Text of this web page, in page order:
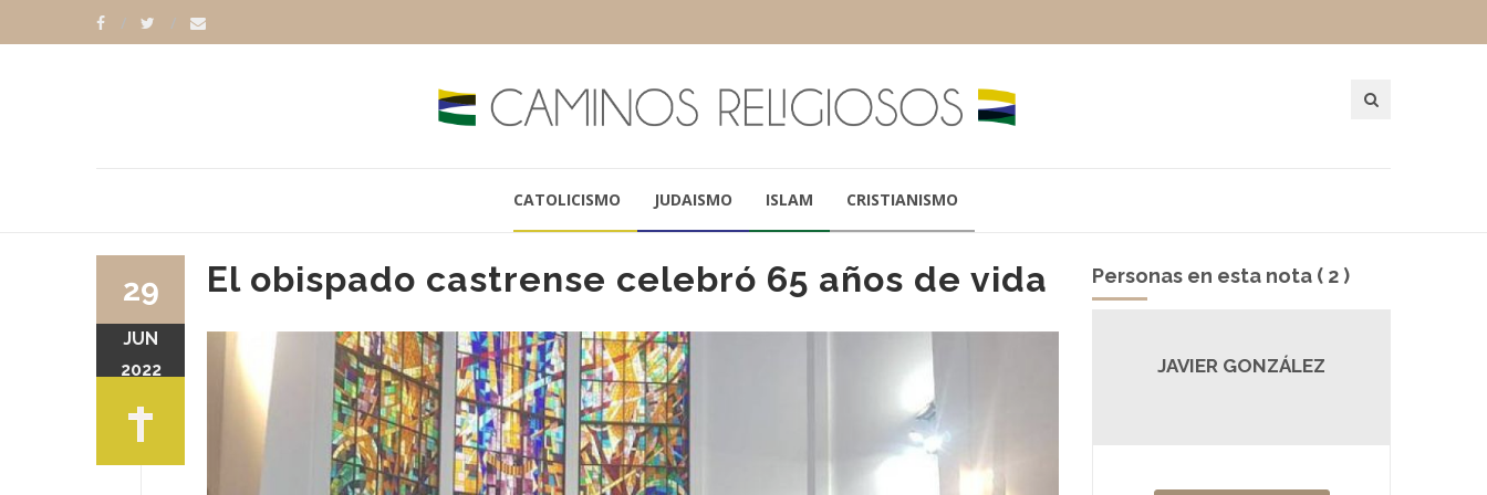
CATOLICISMO JUDAISMO ISLAM CRISTIANISMO
El obispado castrense celebró 65 años de vida
29
JUN
2022
Personas en esta nota ( 2 )
SANTIAGO OLIVERA JAVIER GONZÁLEZ JAVIER GONZÁLEZ